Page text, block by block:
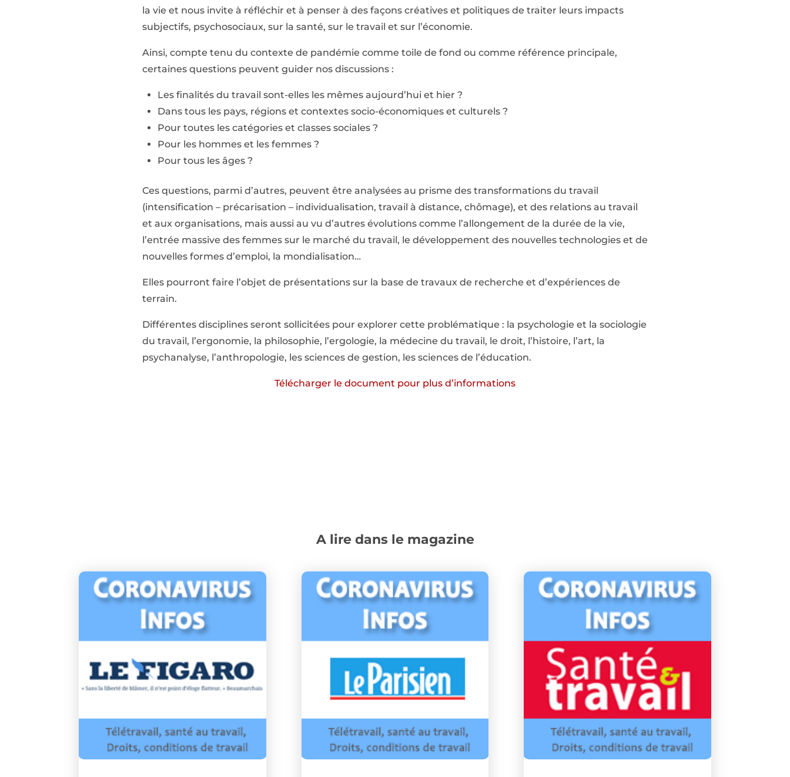
la vie et nous invite à réfléchir et à penser à des façons créatives et politiques de traiter leurs impacts
subjectifs, psychosociaux, sur la santé, sur le travail et sur l’économie.
Ainsi, compte tenu du contexte de pandémie comme toile de fond ou comme référence principale,
certaines questions peuvent guider nos discussions :
Les finalités du travail sont-elles les mêmes aujourd’hui et hier ?
Dans tous les pays, régions et contextes socio-économiques et culturels ?
Pour toutes les catégories et classes sociales ?
Pour les hommes et les femmes ?
Pour tous les âges ?
Ces questions, parmi d’autres, peuvent être analysées au prisme des transformations du travail
(intensification – précarisation – individualisation, travail à distance, chômage), et des relations au travail
et aux organisations, mais aussi au vu d’autres évolutions comme l’allongement de la durée de la vie,
l’entrée massive des femmes sur le marché du travail, le développement des nouvelles technologies et de
nouvelles formes d’emploi, la mondialisation…
Elles pourront faire l’objet de présentations sur la base de travaux de recherche et d’expériences de
terrain.
Différentes disciplines seront sollicitées pour explorer cette problématique : la psychologie et la sociologie
du travail, l’ergonomie, la philosophie, l’ergologie, la médecine du travail, le droit, l’histoire, l’art, la
psychanalyse, l’anthropologie, les sciences de gestion, les sciences de l’éducation.
Télécharger le document pour plus d’informations
A lire dans le magazine